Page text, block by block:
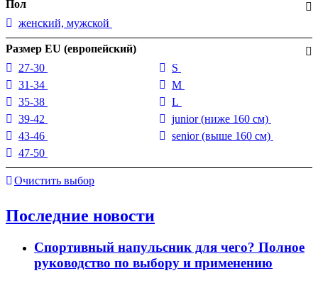
Пол
женский, мужской
Размер EU (европейский)
27-30
31-34
35-38
39-42
43-46
47-50
S
M
L
junior (ниже 160 см)
senior (выше 160 см)
Очистить выбор
Последние новости
Спортивный напульсник для чего? Полное
руководство по выбору и применению